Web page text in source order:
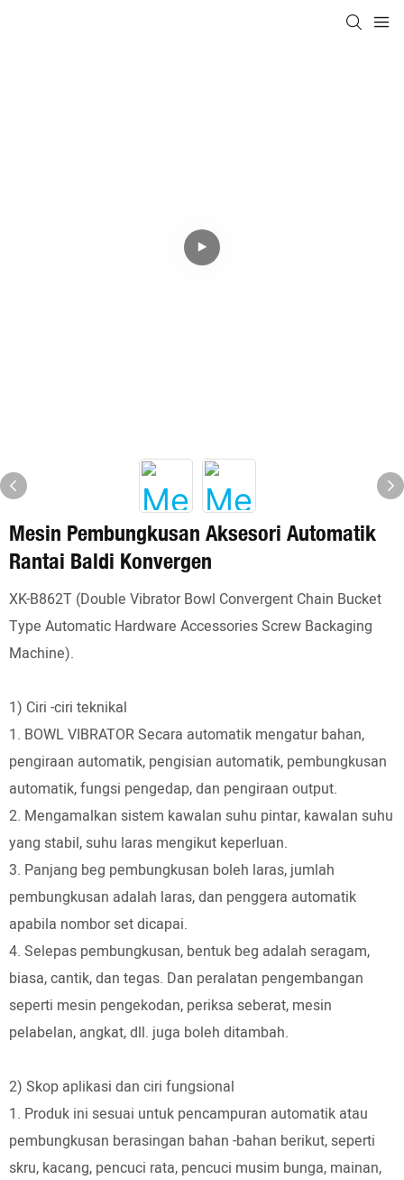
Mesin Pembungkusan Aksesori Automatik
Rantai Baldi Konvergen
XK-B862T (Double Vibrator Bowl Convergent Chain Bucket
Type Automatic Hardware Accessories Screw Backaging
Machine).
1) Ciri -ciri teknikal
1. BOWL VIBRATOR Secara automatik mengatur bahan,
pengiraan automatik, pengisian automatik, pembungkusan
automatik, fungsi pengedap, dan pengiraan output.
2. Mengamalkan sistem kawalan suhu pintar, kawalan suhu
yang stabil, suhu laras mengikut keperluan.
3. Panjang beg pembungkusan boleh laras, jumlah
pembungkusan adalah laras, dan penggera automatik
apabila nombor set dicapai.
4. Selepas pembungkusan, bentuk beg adalah seragam,
biasa, cantik, dan tegas. Dan peralatan pengembangan
seperti mesin pengekodan, periksa seberat, mesin
pelabelan, angkat, dll. juga boleh ditambah.
2) Skop aplikasi dan ciri fungsional
1. Produk ini sesuai untuk pencampuran automatik atau
pembungkusan berasingan bahan -bahan berikut, seperti
skru, kacang, pencuci rata, pencuci musim bunga, mainan,